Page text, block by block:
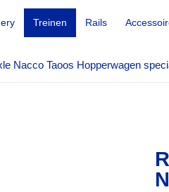
Treinen Rails
Nacco Taoos Hopperwagen